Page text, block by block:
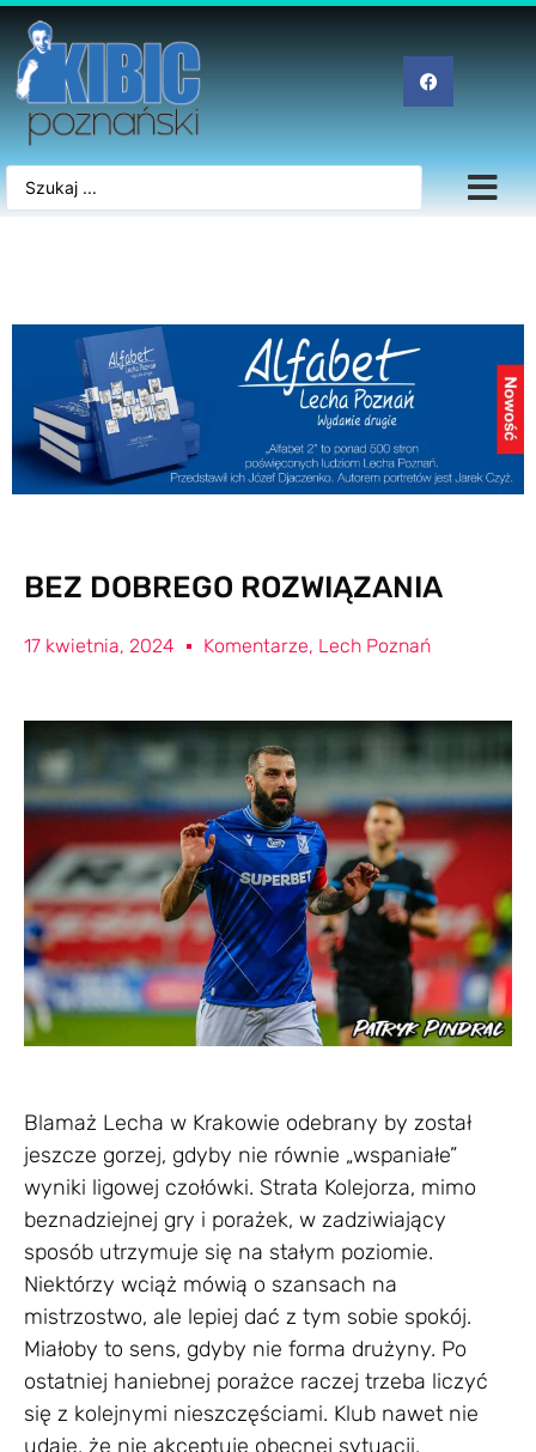
BEZ DOBREGO ROZWIĄZANIA
17 kwietnia, 2024 Komentarze, Lech Poznań
Blamaż Lecha w Krakowie odebrany by został
jeszcze gorzej, gdyby nie równie „wspaniałe”
wyniki ligowej czołówki. Strata Kolejorza, mimo
beznadziejnej gry i porażek, w zadziwiający
sposób utrzymuje się na stałym poziomie.
Niektórzy wciąż mówią o szansach na
mistrzostwo, ale lepiej dać z tym sobie spokój.
Miałoby to sens, gdyby nie forma drużyny. Po
ostatniej haniebnej porażce raczej trzeba liczyć
się z kolejnymi nieszczęściami. Klub nawet nie
udaje, że nie akceptuje obecnej sytuacji.